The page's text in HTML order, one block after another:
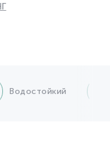
Водостойкий